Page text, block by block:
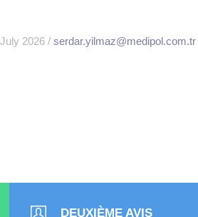
2026 / serdar.yilmaz@medipol.com.tr
DEUXIÈME AVIS